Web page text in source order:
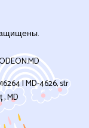
| MD-4626, str
, MD